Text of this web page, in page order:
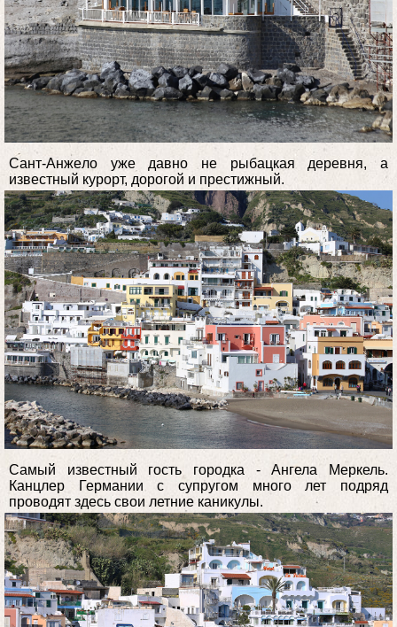
Сант-Анжeло уже давно не рыбацкая деревня, а
известный курорт, дорогой и престижный.
Самый известный гость городка - Ангела Меркель.
Канцлер Германии с супругом много лет подряд
проводят здесь свои летние каникулы.